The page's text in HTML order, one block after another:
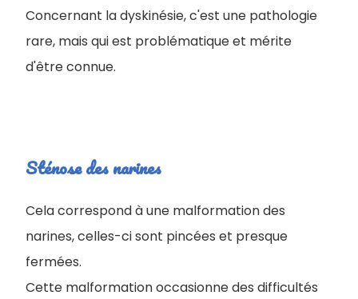
Concernant la dyskinésie, c'est une pathologie
rare, mais qui est problématique et mérite
d'être connue.
Sténose des narines
Cela correspond à une malformation des
narines, celles-ci sont pincées et presque
fermées.
Cette malformation occasionne des difficultés